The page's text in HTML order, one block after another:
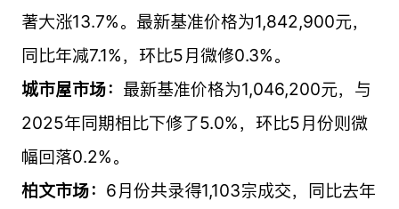
著大涨13.7%。最新基准价格为1,842,900元，
同比年减7.1%，环比5月微修0.3%。
城市屋市场： 最新基准价格为1,046,200元，与
2025年同期相比下修了5.0%，环比5月份则微
幅回落0.2%。
柏文市场： 6月份共录得1,103宗成交，同比去年